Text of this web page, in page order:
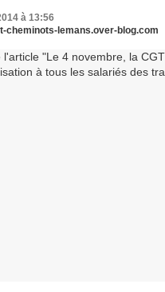
à 13:56
cheminots-lemans.over-blog.com